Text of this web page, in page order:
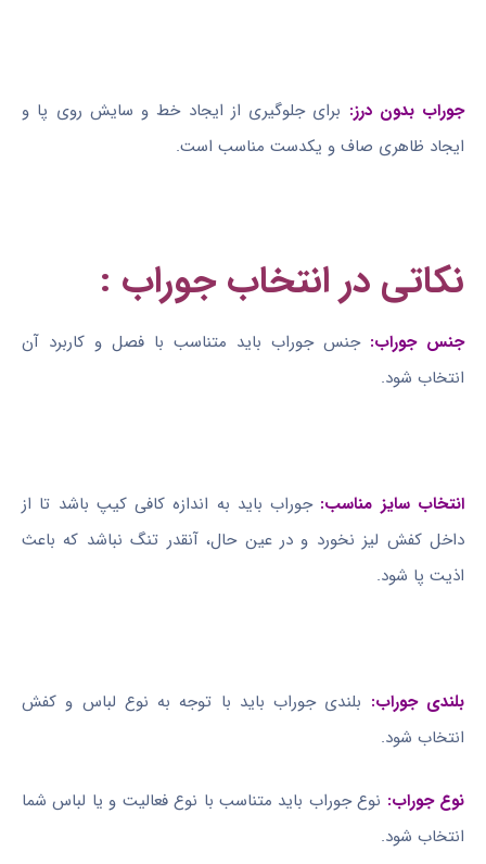
جوراب بدون درز: برای جلوگیری از ایجاد خط و سایش روی پا و
ایجاد ظاهری صاف و یکدست مناسب است.
نکاتی در انتخاب جوراب :
جنس جوراب: جنس جوراب باید متناسب با فصل و کاربرد آن
انتخاب شود.
انتخاب سایز مناسب: جوراب باید به اندازه کافی کیپ باشد تا از
داخل کفش لیز نخورد و در عین حال، آنقدر تنگ نباشد که باعث
اذیت پا شود.
بلندی جوراب: بلندی جوراب باید با توجه به نوع لباس و کفش
انتخاب شود.
نوع جوراب: نوع جوراب باید متناسب با نوع فعالیت و یا لباس شما
انتخاب شود.